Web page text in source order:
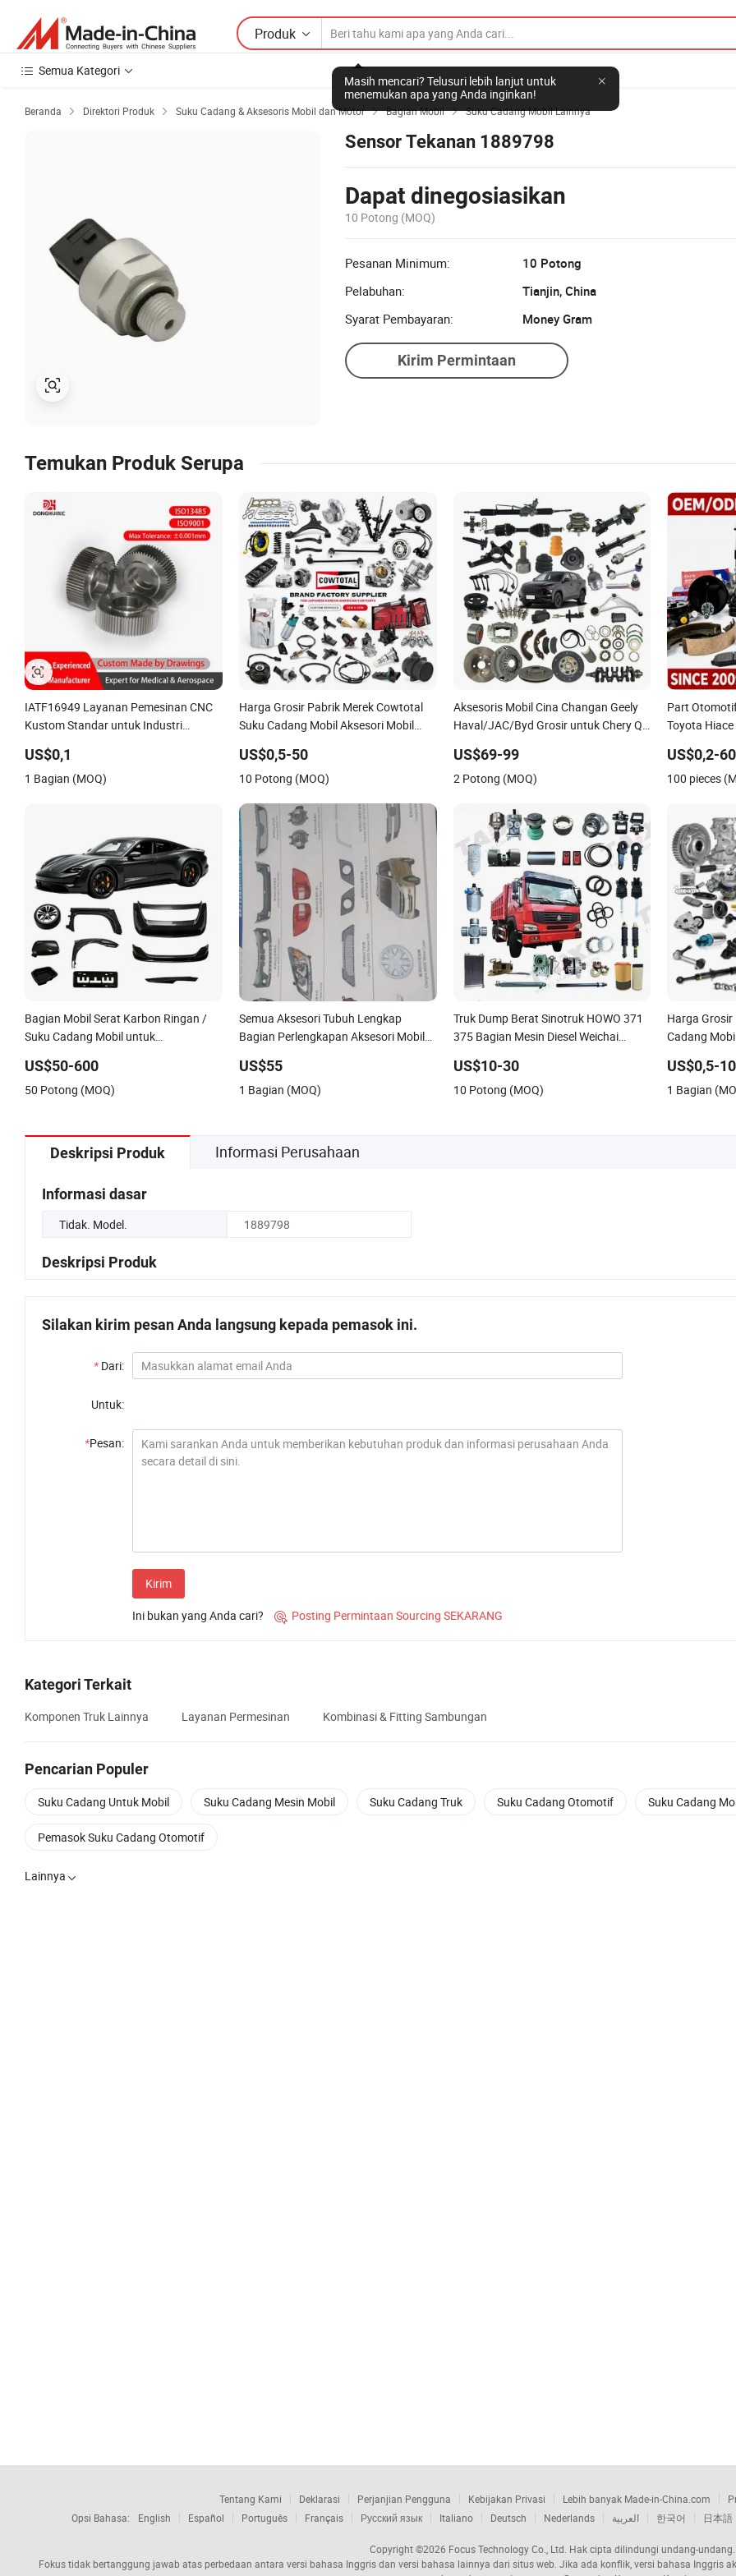
Produk
Masih mencari? Telusuri lebih lanjut untuk
menemukan apa yang Anda inginkan!
Semua Kategori
Beranda  Direktori Produk  Suku Cadang & Aksesoris Mobil dan Motor  Bagian Mobil  Suku Cadang Mobil Lainnya
Sensor Tekanan 1889798
Dapat dinegosiasikan
10 Potong (MOQ)
Pesanan Minimum:
10 Potong
Pelabuhan:
Tianjin, China
Syarat Pembayaran:
Money Gram
Kirim Permintaan
Temukan Produk Serupa
IATF16949 Layanan Pemesinan CNC
Kustom Standar untuk Industri
US$0,1
1 Bagian (MOQ)
Harga Grosir Pabrik Merek Cowtotal
Suku Cadang Mobil Aksesori Mobil
Mitsubishi Honda Hyundai KIA Suzuki
Mobil Jepang
US$0,5-50
10 Potong (MOQ)
Aksesoris Mobil Cina Changan Geely
Haval/JAC/Byd Grosir untuk Chery QQ
Dijual Jetour Dashing X70 Plus T2 T1
G700 Suku Cadang Mobil
US$69-99
2 Potong (MOQ)
Part
Toyota Hiace
Canter Fuso
Ford
US$0,2-60
100 pieces
Bagian Mobil Serat Karbon Ringan /
Suku Cadang Mobil untuk
US$50-600
50 Potong (MOQ)
Semua Aksesori Tubuh Lengkap
Bagian Perlengkapan Aksesori Mobil
US$55
1 Bagian (MOQ)
Truk Dump Berat Sinotruk HOWO 371
375 Bagian Mesin Diesel Weichai
Cadang Kendaraan Trailer Pasar
Setelah Transmisi Gearbox
US$10-30
10 Potong (MOQ)
Harga Grosir
Cadang
Honda Infiniti
Yaris Avensis
US$0,5-
1 Bagian
Deskripsi Produk Informasi Perusahaan
Informasi dasar
Tidak. Model. 1889798
Deskripsi Produk
Silakan kirim pesan Anda langsung kepada pemasok ini.
* Dari:
Untuk:
*Pesan:
Kirim
Ini bukan yang Anda cari?  Posting Permintaan Sourcing SEKARANG
Kategori Terkait
Komponen Truk Lainnya Layanan Permesinan Kombinasi & Fitting Sambungan
Pencarian Populer
Suku Cadang Untuk Mobil Suku Cadang Mesin Mobil Suku Cadang Truk Suku Cadang Otomotif Suku Cadang
Pemasok Suku Cadang Otomotif
Lainnya 
Tentang Kami Deklarasi Perjanjian Pengguna Kebijakan Privasi Lebih banyak Made-in-China.com
Opsi Bahasa:
English Español Português Français Русский язык Italiano Deutsch Nederlands العربية 한국어 日本語
Copyright ©2026 Focus Technology Co., Ltd. Hak cipta dilindungi undang-undang.
Fokus tidak bertanggung jawab atas perbedaan antara versi bahasa Inggris dan versi bahasa lainnya dari situs web. Jika ada konflik, versi bahasa Inggris